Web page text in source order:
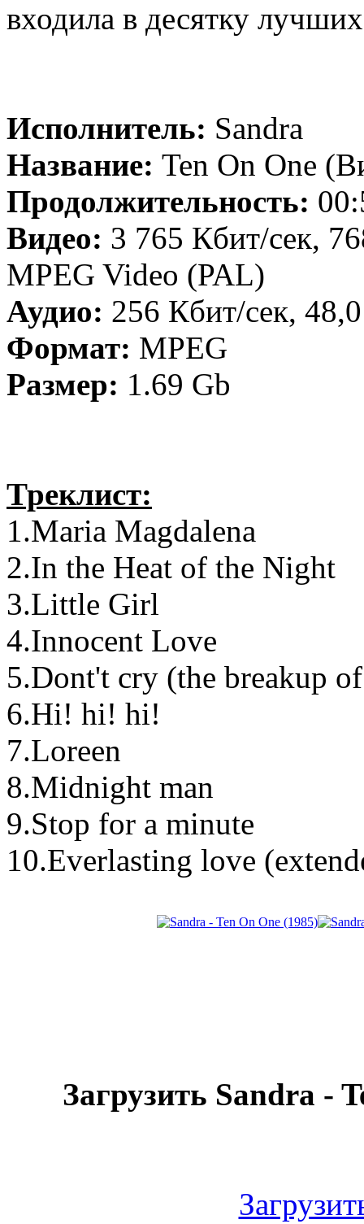
входила в десятку
Исполнитель: Sandra
Название: Ten On One
Продолжительность:
Видео: 3 765 Кбит/сек,
MPEG Video (PAL)
Аудио: 256 Кбит/сек,
Формат: MPEG
Размер: 1.69 Gb
Треклист:
1.Maria Magdalena
2.In the Heat of the Night
3.Little Girl
4.Innocent Love
5.Dont't cry (the breakup
6.Hi! hi! hi!
7.Loreen
8.Midnight man
9.Stop for a minute
10.Everlasting love
Загрузить Sandra -